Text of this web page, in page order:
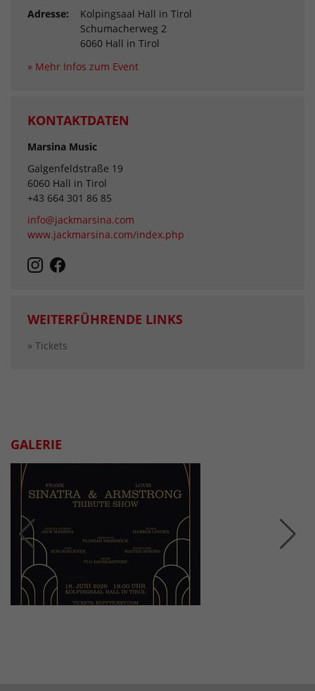
Adresse:
Kolpingsaal Hall in Tirol
Schumacherweg 2
6060 Hall in Tirol
» Mehr Infos zum Event
KONTAKTDATEN
Marsina Music
Galgenfeldstraße 19
6060 Hall in Tirol
+43 664 301 86 85
info@jackmarsina.com
www.jackmarsina.com/index.php
WEITERFÜHRENDE LINKS
» Tickets
GALERIE